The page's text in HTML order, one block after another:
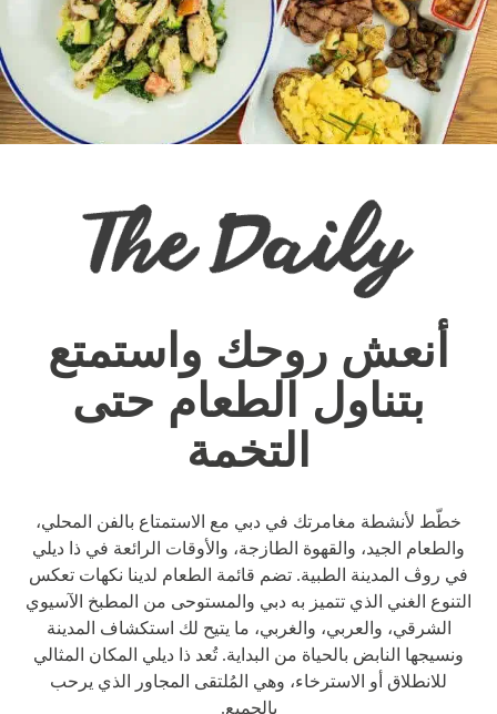
العروض
جهة الاتصال
English
Español
Français
Italiano
Русский
معلومات عنا
مدونة
روڤ هوم
إتش كيو باي روڤ
تطوير
الوظائف
الاستدامة
أنعش روحك واستمتع
بتناول الطعام حتى
التخمة
خطّط لأنشطة مغامرتك في دبي مع الاستمتاع بالفن المحلي،
والطعام الجيد، والقهوة الطازجة، والأوقات الرائعة في ذا ديلي
في روڤ المدينة الطبية. تضم قائمة الطعام لدينا نكهات تعكس
التنوع الغني الذي تتميز به دبي والمستوحى من المطبخ الآسيوي
الشرقي، والعربي، والغربي، ما يتيح لك استكشاف المدينة
ونسيجها النابض بالحياة من البداية. تُعد ذا ديلي المكان المثالي
للانطلاق أو الاسترخاء، وهي المُلتقى المجاور الذي يرحب
بالجميع.